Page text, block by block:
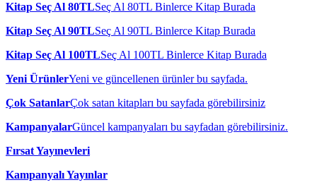
Kitap Seç Al 80TLSeç Al 80TL Binlerce Kitap Burada
Kitap Seç Al 90TLSeç Al 90TL Binlerce Kitap Burada
Kitap Seç Al 100TLSeç Al 100TL Binlerce Kitap Burada
Yeni ÜrünlerYeni ve güncellenen ürünler bu sayfada.
Çok SatanlarÇok satan kitapları bu sayfada görebilirsiniz
KampanyalarGüncel kampanyaları bu sayfadan görebilirsiniz.
Fırsat Yayınevleri
Kampanyalı Yayınlar